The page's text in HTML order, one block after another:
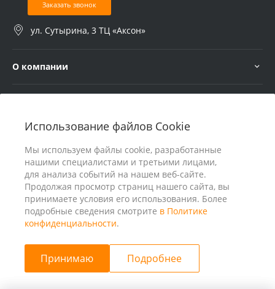
Использование файлов Cookie
Мы используем файлы cookie, разработанные
нашими специалистами и третьими лицами,
для анализа событий на нашем веб-сайте.
Продолжая просмотр страниц нашего сайта, вы
принимаете условия его использования. Более
подробные сведения смотрите в Политике
конфиденциальности.
Принимаю Подробнее
Заказать звонок
ул. Сутырина, 3 ТЦ «Аксон»
О компании